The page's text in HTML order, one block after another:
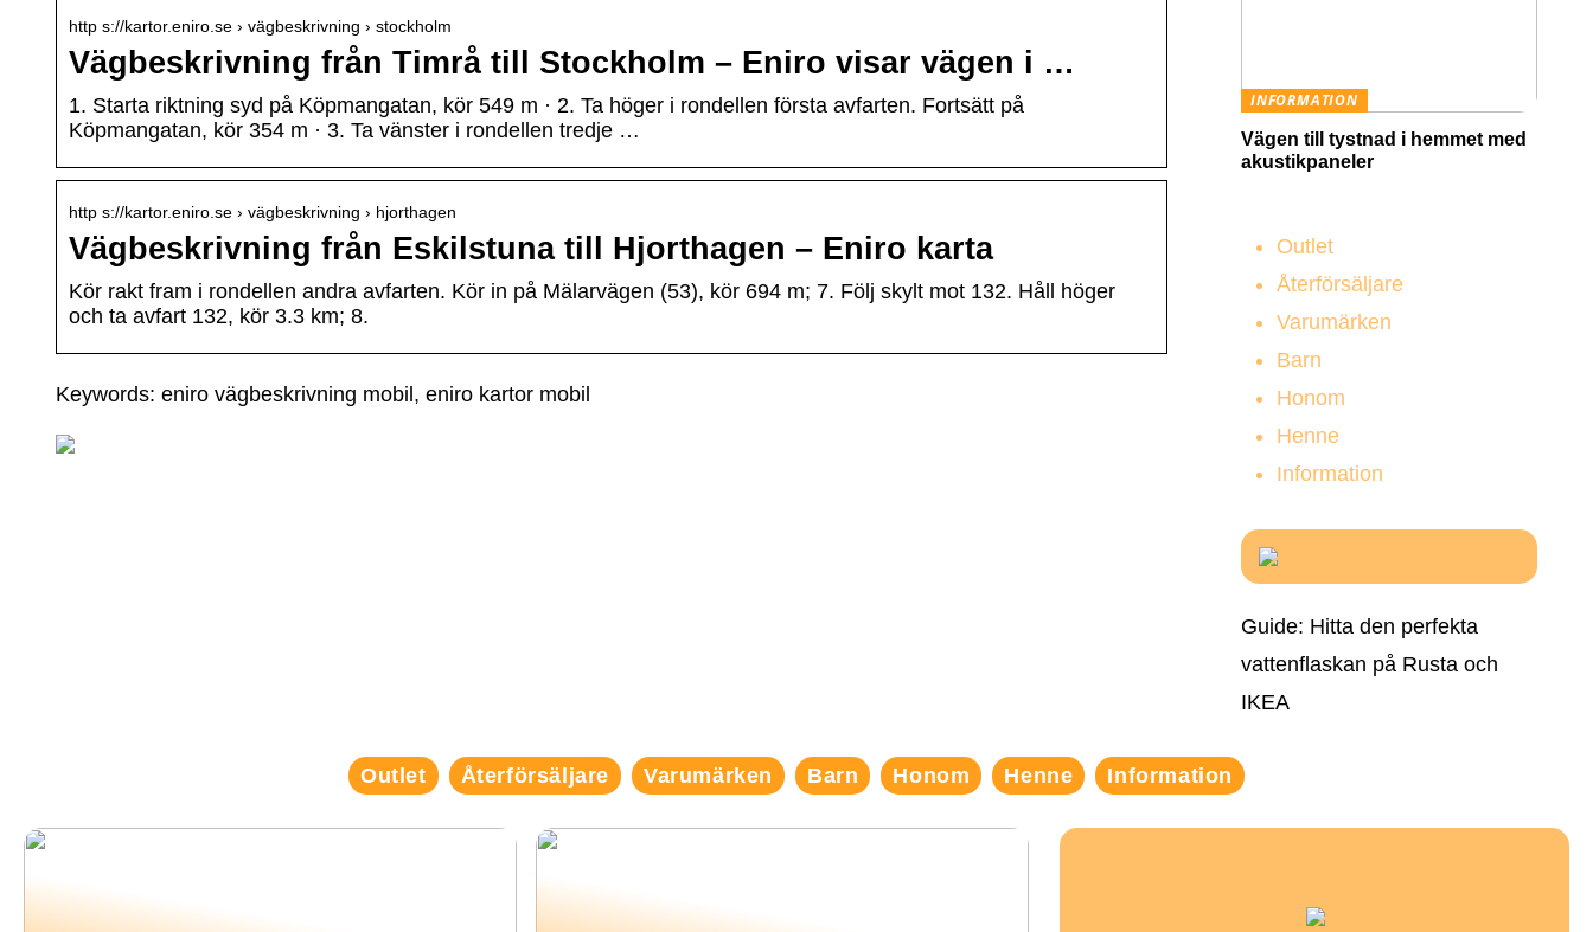
http s://kartor.eniro.se › vägbeskrivning › stockholm
Vägbeskrivning från Timrå till Stockholm – Eniro visar vägen i …
1. Starta riktning syd på Köpmangatan, kör 549 m · 2. Ta höger i rondellen första avfarten. Fortsätt på
Köpmangatan, kör 354 m · 3. Ta vänster i rondellen tredje …
http s://kartor.eniro.se › vägbeskrivning › hjorthagen
Vägbeskrivning från Eskilstuna till Hjorthagen – Eniro karta
Kör rakt fram i rondellen andra avfarten. Kör in på Mälarvägen (53), kör 694 m; 7. Följ skylt mot 132. Håll höger
och ta avfart 132, kör 3.3 km; 8.
Keywords: eniro vägbeskrivning mobil, eniro kartor mobil
INFORMATION
Vägen till tystnad i hemmet med
akustikpaneler
Outlet
Återförsäljare
Varumärken
Barn
Honom
Henne
Information
Guide: Hitta den perfekta
vattenflaskan på Rusta och
IKEA
Outlet Återförsäljare Varumärken Barn Honom Henne Information